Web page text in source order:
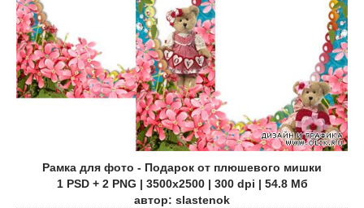
Рамка для фото - Подарок от плюшевого мишки
1 PSD + 2 PNG | 3500x2500 | 300 dpi | 54.8 Mб
автор: slastenok